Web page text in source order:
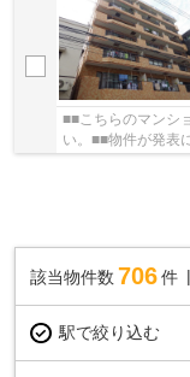
■■こちらのマンシ
い。■■物件が発表
該当物件数 706件
駅で絞り込む